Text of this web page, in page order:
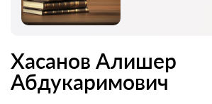
Хасанов Алишер
Абдукаримович